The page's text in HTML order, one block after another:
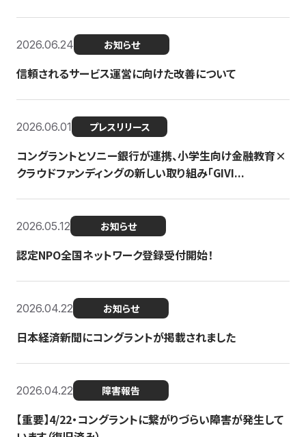
2026.06.24 お知らせ
信頼されるサービス運営に向けた改善について
2026.06.01 プレスリリース
コングラントとソニー銀行が連携、小学生向け金融教育×
クラウドファンディングの新しい取り組み「GIVI...
2026.05.12 お知らせ
認定NPO全国ネットワーク登録受付開始！
2026.04.22 お知らせ
日本経済新聞にコングラントが掲載されました
2026.04.22 障害報告
【重要】4/22・コングラントに繋がりづらい障害が発生して